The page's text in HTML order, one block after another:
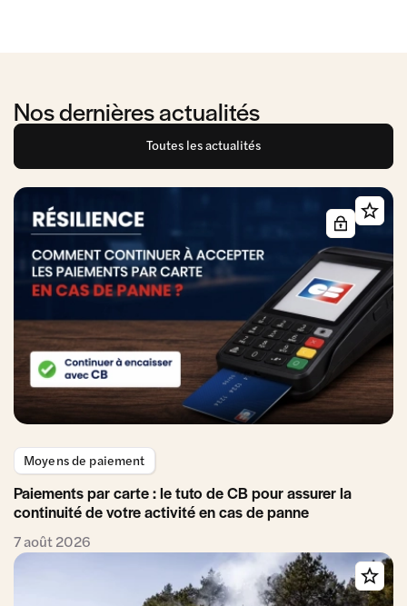
Nos dernières actualités
Toutes les actualités
Moyens de paiement
Paiements par carte : le tuto de CB pour assurer la
continuité de votre activité en cas de panne
7 août 2026